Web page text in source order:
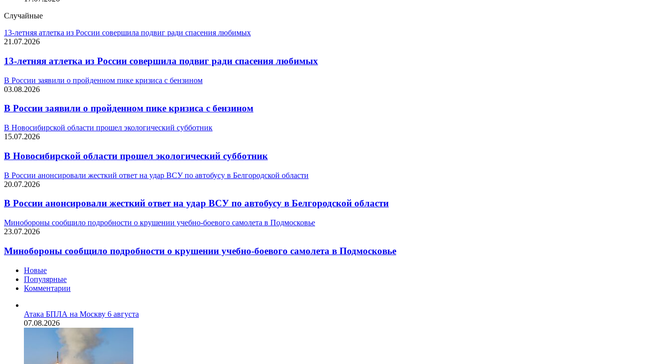
Случайные
13-летняя атлетка из России совершила подвиг ради спасения любимых
21.07.2026
13-летняя атлетка из России совершила подвиг ради спасения любимых
В России заявили о пройденном пике кризиса с бензином
03.08.2026
В России заявили о пройденном пике кризиса с бензином
В Новосибирской области прошел экологический субботник
15.07.2026
В Новосибирской области прошел экологический субботник
В России анонсировали жесткий ответ на удар ВСУ по автобусу в Белгородской области
20.07.2026
В России анонсировали жесткий ответ на удар ВСУ по автобусу в Белгородской области
Минобороны сообщило подробности о крушении учебно-боевого самолета в Подмосковье
23.07.2026
Минобороны сообщило подробности о крушении учебно-боевого самолета в Подмосковье
Новые
Популярные
Комментарии
Атака БПЛА на Москву 6 августа
07.08.2026